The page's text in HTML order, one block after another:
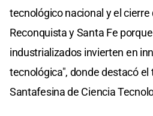
tecnológico nacional y el
Reconquista y Santa Fe
industrializados invierten en
tecnológica", donde destacó el
Santafesina de Ciencia